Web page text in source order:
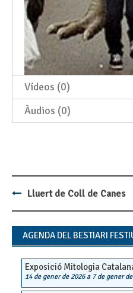
Vídeos (0)
Àudios (0)
Post
navigation
Lluert de Coll de Canes
AGENDA DEL BESTIARI
Exposició Mitologia
14 de gener de 2026a 7 de gener